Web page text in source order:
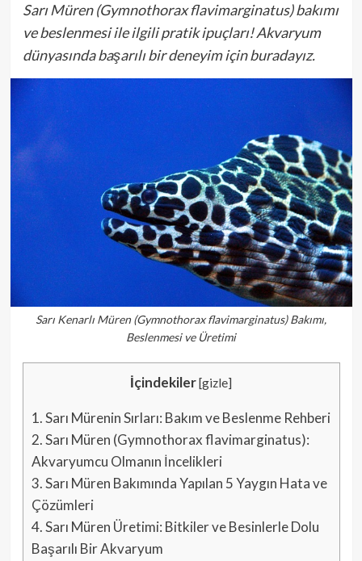
Sarı Müren (Gymnothorax flavimarginatus) bakımı
ve beslenmesi ile ilgili pratik ipuçları! Akvaryum
dünyasında başarılı bir deneyim için buradayız.
Sarı Kenarlı Müren (Gymnothorax flavimarginatus) Bakımı,
Beslenmesi ve Üretimi
İçindekiler[gizle]
1.Sarı Mürenin Sırları: Bakım ve Beslenme Rehberi
2.Sarı Müren (Gymnothorax flavimarginatus):
Akvaryumcu Olmanın İncelikleri
3.Sarı Müren Bakımında Yapılan 5 Yaygın Hata ve
Çözümleri
4.Sarı Müren Üretimi: Bitkiler ve Besinlerle Dolu
Başarılı Bir Akvaryum